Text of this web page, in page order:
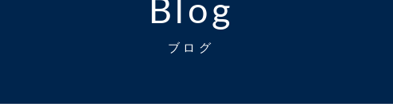
Blog
ブログ